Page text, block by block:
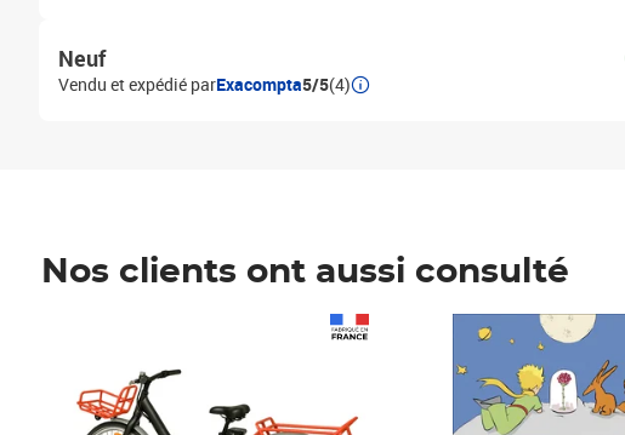
Neuf
Vendu et expédié parExacompta5/5(4)
Nos clients ont aussi consulté
Prix 6,25€ HT